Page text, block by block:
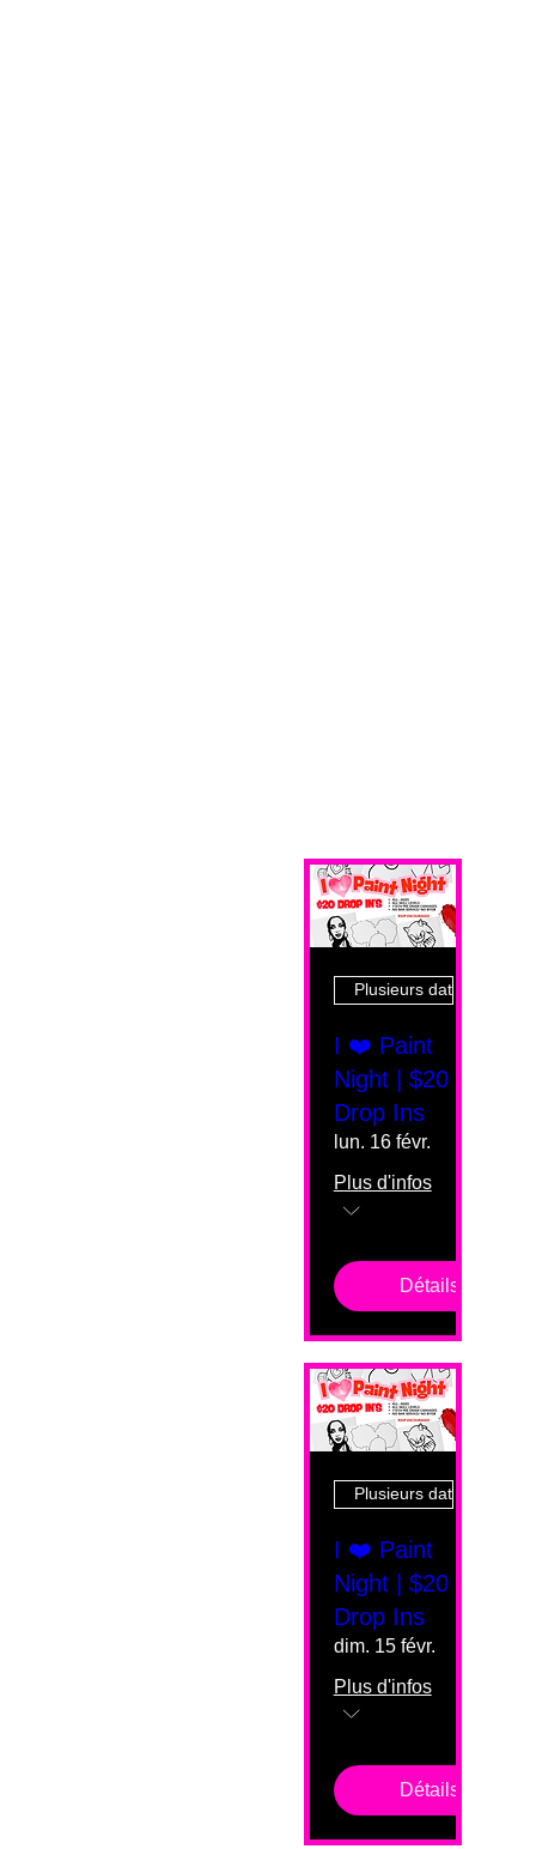
Plusieurs dates
I ❤️ Paint
Night | $20
Drop Ins
lun. 16 févr.
Plus d'infos
Détails
Plusieurs dates
I ❤️ Paint
Night | $20
Drop Ins
dim. 15 févr.
Plus d'infos
Détails